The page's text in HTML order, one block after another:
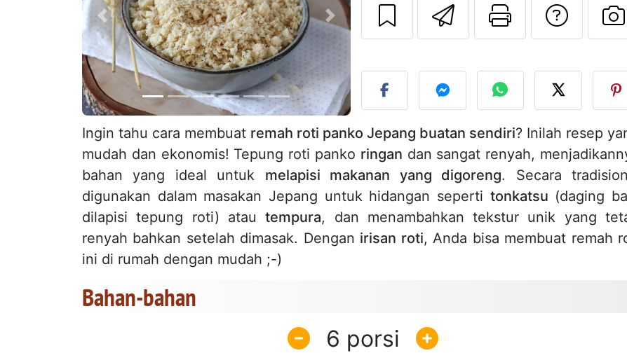
Sebelumnya Berikutnya Kirim resep ini
Cetak
Ingin tahu cara membuat remah roti panko Jepang buatan sendiri? Inilah resep
mudah dan ekonomis! Tepung roti panko ringan dan sangat renyah,
bahan yang ideal untuk melapisi makanan yang digoreng. Secara
digunakan dalam masakan Jepang untuk hidangan seperti tonkatsu (daging
dilapisi tepung roti) atautempura, dan menambahkan tekstur unik yang
renyah bahkan setelah dimasak. Dengan irisan roti, Anda bisa membuat remah
ini di rumah dengan mudah ;-)
Bahan-bahan
6